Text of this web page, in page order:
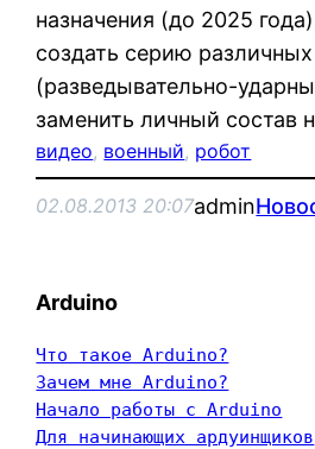
назначения (до 2025
создать серию
(разведывательно-
заменить личный состав
видео, военный, робот
02.08.2013 20:07admin
Arduino
Что такое Arduino?
Зачем мне Arduino?
Начало работы с Arduino
Для начинающих ардуинщиков